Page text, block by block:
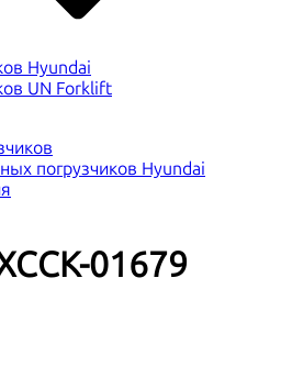
Hyundai
UN Forklift
погрузчиков Hyundai
01679